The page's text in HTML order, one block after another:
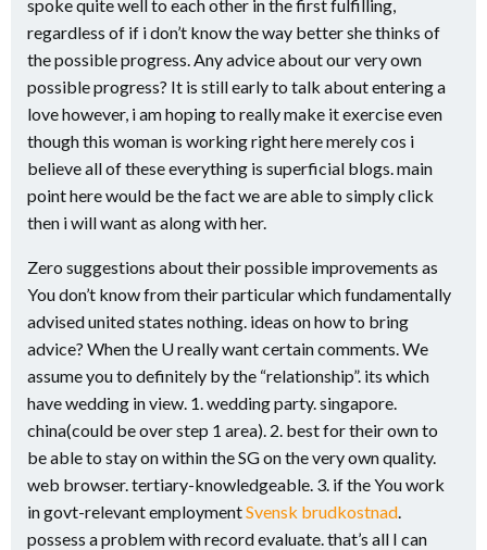
spoke quite well to each other in the first fulfilling,
regardless of if i don’t know the way better she thinks of
the possible progress. Any advice about our very own
possible progress? It is still early to talk about entering a
love however, i am hoping to really make it exercise even
though this woman is working right here merely cos i
believe all of these everything is superficial blogs. main
point here would be the fact we are able to simply click
then i will want as along with her.
Zero suggestions about their possible improvements as
You don’t know from their particular which fundamentally
advised united states nothing. ideas on how to bring
advice? When the U really want certain comments. We
assume you to definitely by the “relationship”. its which
have wedding in view. 1. wedding party. singapore.
china(could be over step 1 area). 2. best for their own to
be able to stay on within the SG on the very own quality.
web browser. tertiary-knowledgeable. 3. if the You work
in govt-relevant employmentSvensk brudkostnad
possess a problem with record evaluate. that’s all I can